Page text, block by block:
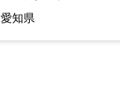
愛知県